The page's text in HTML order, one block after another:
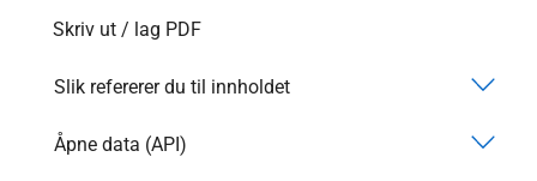
Skriv ut / lag PDF
Slik refererer du til innholdet
Åpne data (API)